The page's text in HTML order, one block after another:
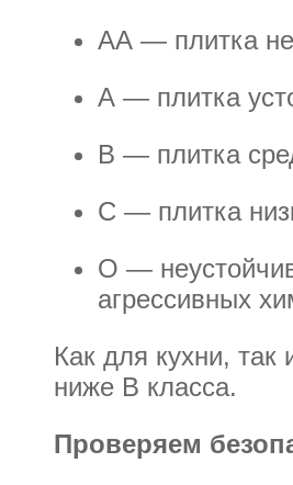
АА — плитка не
А — плитка
В — плитка
С — плитка
О —
агрессивных
Как для кухни,
ниже В класса.
Проверяем